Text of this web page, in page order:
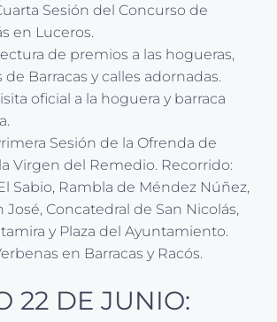
Sesión del Concurso de
en Luceros.
de premios a las hogueras,
de Barracas y calles adornadas.
oficial a la hoguera y barraca
Sesión de la Ofrenda de
Virgen del Remedio. Recorrido:
Sabio, Rambla de Méndez Núñez,
José, Concatedral de San Nicolás,
y Plaza del Ayuntamiento.
en Barracas y Racós.
22 DE JUNIO: